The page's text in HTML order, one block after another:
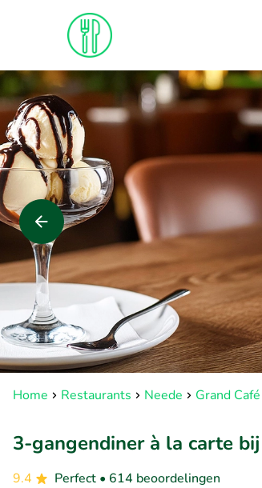
Home Restaurants Neede Grand
3-gangendiner à la carte
9.4 Perfect • 614 beoordelingen